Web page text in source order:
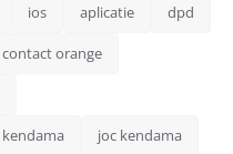
ios aplicatie dpd
contact orange
kendama joc kendama